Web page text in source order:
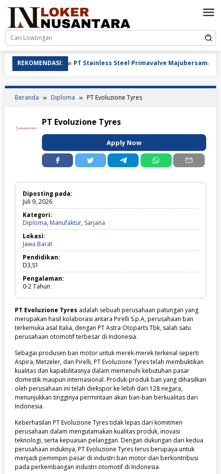
REKOMENDASI:PT Stainless Steel Primavalve Majubersama
Beranda Diploma PT Evoluzione Tyres
PT Evoluzione Tyres
Apply Now
Diposting pada:
Juli 9, 2026
Kategori:
Diploma, Manufaktur, Sarjana
Manufaktur,
Lokasi:
Jawa BaratJawa
Barat
Pendidikan:
D3,S1
Pengalaman:
0-2Tahun
PT Evoluzione Tyres adalah sebuah perusahaan patungan yang
merupakan hasil kolaborasi antara Pirelli S.p.A, perusahaan ban
terkemuka asal Italia, dengan PT Astra Otoparts Tbk, salah satu
perusahaan otomotif terbesar di Indonesia.
Sebagai produsen ban motor untuk merek-merek terkenal seperti
Aspira, Metzeler, dan Pirelli, PT Evoluzione Tyres telah membuktikan
kualitas dan kapabilitasnya dalam memenuhi kebutuhan pasar
domestik maupun internasional. Produk-produk ban yang dihasilkan
oleh perusahaan ini telah diekspor ke lebih dari 128 negara,
menunjukkan tingginya permintaan akan ban-ban berkualitas dari
Indonesia.
Keberhasilan PT Evoluzione Tyres tidak lepas dari komitmen
perusahaan dalam mengutamakan kualitas produk, inovasi
teknologi, serta kepuasan pelanggan. Dengan dukungan dari kedua
perusahaan induknya, PT Evoluzione Tyres terus berupaya untuk
menjadi pemimpin pasar di industri ban motor dan berkontribusi
pada perkembangan industri otomotif di Indonesia.